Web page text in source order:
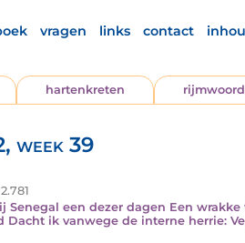
vragen links contact
hartenkreten
week 39
Senegal een dezer dagen Een
Dacht ik vanwege de interne herrie: